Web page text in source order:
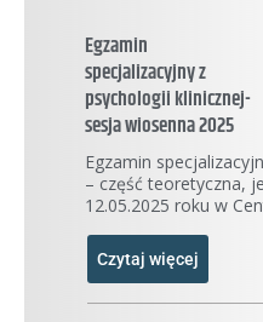
Egzamin
specjalizacyjny z
psychologii klinicznej-
sesja wiosenna 2025
Egzamin
– część teoretyczna,
12.05.2025 roku w
Czytaj więcej